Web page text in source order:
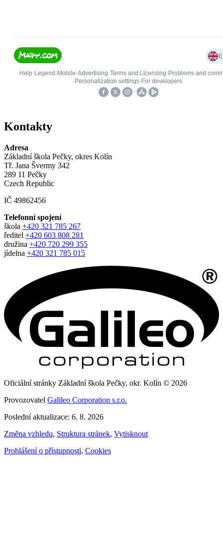
Kontakty
Adresa
Základní škola Pečky, okres Kolín
Tř. Jana Švermy 342
289 11 Pečky
Czech Republic
IČ 49862456
Telefonní spojení
škola +420 321 785 267
ředitel +420 603 808 281
družina +420 720 299 355
jídelna +420 321 785 015
Oficiální stránky Základní škola Pečky, okr. Kolín © 2026
Provozovatel Galileo Corporation s.r.o.
Poslední aktualizace: 6. 8. 2026
Změna vzhledu, Struktura stránek, Vytisknout
Prohlášení o přístupnosti, Cookies